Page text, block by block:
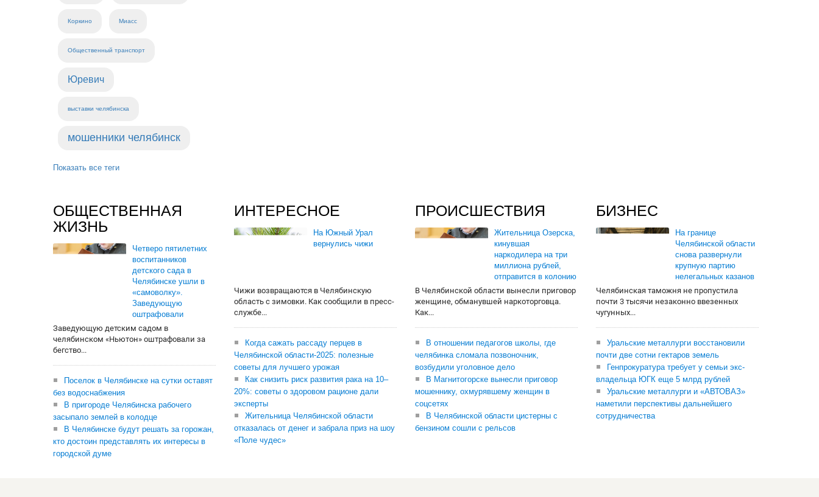
Коркино Миасс
Общественный транспорт
Юревич
выставки челябинска
мошенники челябинск
Показать все теги
ОБЩЕСТВЕННАЯ
ЖИЗНЬ
Четверо пятилетних
воспитанников
детского сада в
Челябинске ушли в
«самоволку».
Заведующую
оштрафовали
Заведующую детским садом в
челябинском «Ньютон» оштрафовали за
бегство...
Поселок в Челябинске на сутки оставят
без водоснабжения
В пригороде Челябинска рабочего
засыпало землей в колодце
В Челябинске будут решать за горожан,
кто достоин представлять их интересы в
городской думе
ИНТЕРЕСНОЕ
На Южный Урал
вернулись чижи
Чижи возвращаются в Челябинскую
область с зимовки. Как сообщили в пресс-
службе...
Когда сажать рассаду перцев в
Челябинской области-2025: полезные
советы для лучшего урожая
Как снизить риск развития рака на 10–
20%: советы о здоровом рационе дали
эксперты
Жительница Челябинской области
отказалась от денег и забрала приз на шоу
«Поле чудес»
ПРОИСШЕСТВИЯ
Жительница Озерска,
кинувшая
наркодилера на три
миллиона рублей,
отправится в колонию
В Челябинской области вынесли приговор
женщине, обманувшей наркоторговца.
Как...
В отношении педагогов школы, где
челябинка сломала позвоночник,
возбудили уголовное дело
В Магнитогорске вынесли приговор
мошеннику, охмурявшему женщин в
соцсетях
В Челябинской области цистерны с
бензином сошли с рельсов
БИЗНЕС
На границе
Челябинской области
снова развернули
крупную партию
нелегальных казанов
Челябинская таможня не пропустила
почти 3 тысячи незаконно ввезенных
чугунных...
Уральские металлурги восстановили
почти две сотни гектаров земель
Генпрокуратура требует у семьи экс-
владельца ЮГК еще 5 млрд рублей
Уральские металлурги и «АВТОВАЗ»
наметили перспективы дальнейшего
сотрудничества